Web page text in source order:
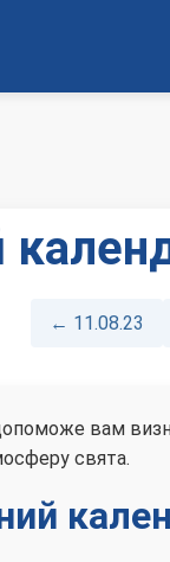
← 11.08.23
вам
свята.